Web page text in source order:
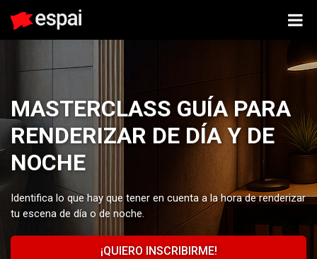
MASTERCLASS GUÍA PARA
RENDERIZAR DE DÍA Y DE
NOCHE
Identifica lo que hay que tener en cuenta a la hora de renderizar
tu escena de día o de noche.
¡QUIERO INSCRIBIRME!